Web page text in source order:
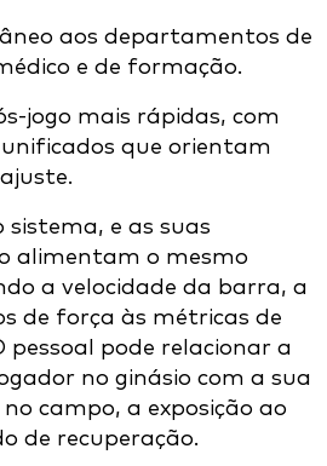
aos departamentos de
e de formação.
jogo mais rápidas, com
que orientam
sistema, e as suas
alimentam o mesmo
a velocidade da barra, a
de força às métricas de
pessoal pode relacionar a
no ginásio com a sua
campo, a exposição ao
de recuperação.